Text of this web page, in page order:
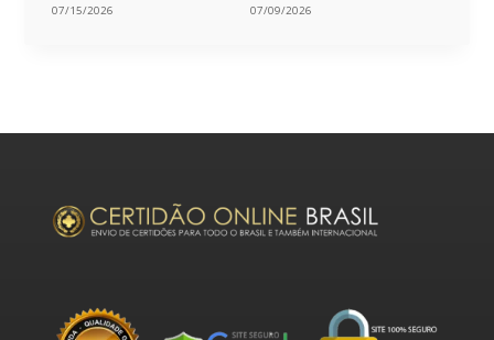
07/15/2026 07/09/2026